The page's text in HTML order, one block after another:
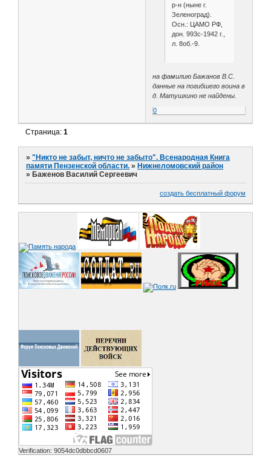
р-н (ныне г.
Зеленоград).
Осн.: ЦАМО РФ,
дон. 993с-1942 г.,
л. 8об.-9.
на фамилию Бажанов В.С.
данные на погибшего воина в
д. Матушкино не найдены.
0
Страница:1
»"Никто не забыт, ничто не забыто". Всенародная Книга
памяти Пензенской области. »Нижнеломовский район
»Баженов Василий Сергеевич
создать бесплатный форум
Verification: 9054dc0dbbcd0607